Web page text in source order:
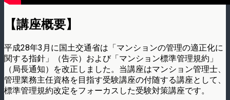
【講座概要】
平成28年3月に国土交通省は「マンションの管理の適正化に
関する指針」（告示）および「マンション標準管理規約」
（局長通知）を改正しました。当講座はマンション管理士、
管理業務主任資格を目指す受験講座の付随する講座として、
標準管理規約改定をフォーカスした受験対策講座です。